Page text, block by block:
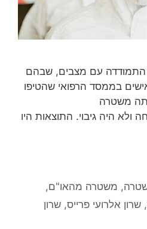
התמודדה עם מצבים, שבהם
בממסד הרפואי שהטיפו
משטרה
היה גיבוי. התוצאות היו
, משטרה מהאו"ם,
, שרון אלרועי פרייס, שרון